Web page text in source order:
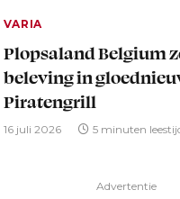
VARIA
Plopsaland Belgium
beleving in
Piratengrill
16 juli 2026 5 minuten
Advertentie